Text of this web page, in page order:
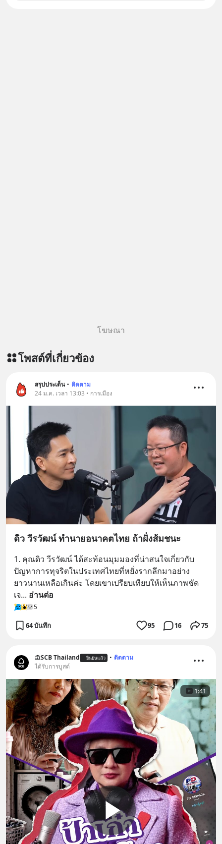
โฆษณา
โพสต์ที่เกี่ยวข้อง
สรุปประเด็น • ติดตาม
24 ม.ค. เวลา 13:03 • การเมือง
ดิว วีรวัฒน์ ทำนายอนาคตไทย ถ้าฝั่งส้มชนะ
1. คุณดิว วีรวัฒน์ ได้สะท้อนมุมมองที่น่าสนใจเกี่ยวกับ
ปัญหาการทุจริตในประเทศไทยที่หยั่งรากลึกมาอย่าง
ยาวนานเหลือเกินค่ะ โดยเขาเปรียบเทียบให้เห็นภาพชัด
เจ... อ่านต่อ
5
64 บันทึก 95 16 75
SCB Thailand ยืนยันแล้ว • ติดตาม
ได้รับการบูสต์
1:41